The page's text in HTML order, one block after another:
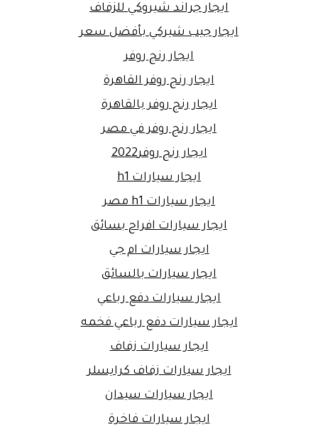
ايجار جراند شيروكي للزفاف
ايجار جيب شيركي بأفضل سعر
ايجار رنج روفر
ايجار رنج روفر القاهرة
ايجار رنج روفر بالقاهرة
ايجار رنج روفر في مصر
ايجار رنج روفر2022
ايجار سيارات h1
ايجار سيارات h1 مصر
ايجار سيارات افراح بسائق
ايجار سيارات ام جي
ايجار سيارات بالسائق
ايجار سيارات دفع رباعي
ايجار سيارات دفع رباعي فخمه
ايجار سيارات زفاف
ايجار سيارات زفاف كرايسلر
ايجار سيارات سيدان
ايجار سيارات فاخرة